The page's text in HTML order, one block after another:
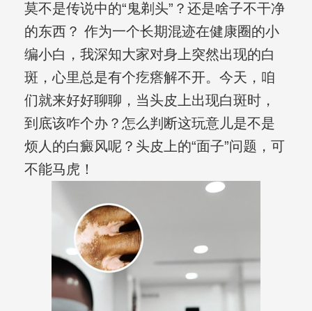
莫不是传说中的“鬼剃头”？还是啥子不干净
的东西？ 作为一个长期混迹在健康圈的小
编小白，我深知大家对身上突然出现的白
斑，心里总是有个疙瘩解不开。今天，咱
们就来好好聊聊，当头皮上出现白斑时，
到底该咋个办？怎么判断这玩意儿是不是
烦人的白癜风呢？头皮上的“面子”问题，可
不能马虎！